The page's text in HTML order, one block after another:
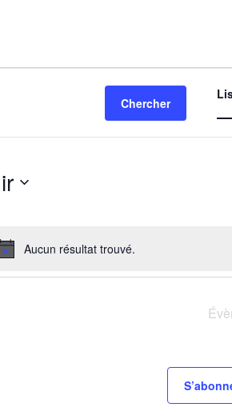
Notice
Aucun résultat trouvé.
Chercher